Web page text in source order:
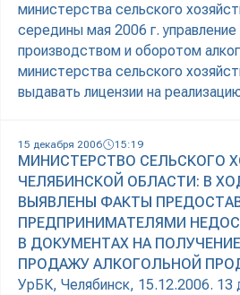
министерства сельского
середины мая 2006 г.
производством и оборотом
министерства сельского
выдавать лицензии на
15 декабря 2006 15:19
МИНИСТЕРСТВО СЕЛЬСКОГО
ЧЕЛЯБИНСКОЙ ОБЛАСТИ: В
ВЫЯВЛЕНЫ ФАКТЫ
ПРЕДПРИНИМАТЕЛЯМИ
В ДОКУМЕНТАХ НА
ПРОДАЖУ АЛКОГОЛЬНОЙ
УрБК, Челябинск, 15.12.2006. 13